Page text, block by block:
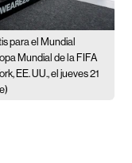
para el Mundial
Mundial de la FIFA
EE. UU., el jueves 21